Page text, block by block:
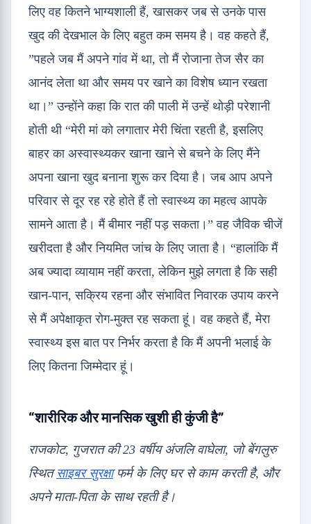
लिए वह कितने भाग्यशाली हैं, खासकर जब से उनके पास
खुद की देखभाल के लिए बहुत कम समय है। वह कहते हैं,
”पहले जब मैं अपने गांव में था, तो मैं रोजाना तेज सैर का
आनंद लेता था और समय पर खाने का विशेष ध्यान रखता
था।” उन्होंने कहा कि रात की पाली में उन्हें थोड़ी परेशानी
होती थी “मेरी मां को लगातार मेरी चिंता रहती है, इसलिए
बाहर का अस्वास्थ्यकर खाना खाने से बचने के लिए मैंने
अपना खाना खुद बनाना शुरू कर दिया है। जब आप अपने
परिवार से दूर रह रहे होते हैं तो स्वास्थ्य का महत्व आपके
सामने आता है। मैं बीमार नहीं पड़ सकता।” वह जैविक चीजें
खरीदता है और नियमित जांच के लिए जाता है। “हालांकि मैं
अब ज्यादा व्यायाम नहीं करता, लेकिन मुझे लगता है कि सही
खान-पान, सक्रिय रहना और संभावित निवारक उपाय करने
से मैं अपेक्षाकृत रोग-मुक्त रह सकता हूं। वह कहते हैं, मेरा
स्वास्थ्य इस बात पर निर्भर करता है कि मैं अपनी भलाई के
लिए कितना जिम्मेदार हूं।
“शारीरिक और मानसिक खुशी ही कुंजी है”
राजकोट, गुजरात की 23 वर्षीय अंजलि वाघेला, जो बेंगलुरु
स्थितसाइबर सुरक्षाफर्म के लिए घर से काम करती है, और
अपने माता-पिता के साथ रहती है।